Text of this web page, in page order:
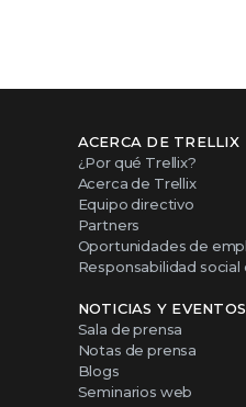
ACERCA DE TRELLIX
¿Por qué Trellix?
Acerca de Trellix
Equipo directivo
Partners
Oportunidades de
Responsabilidad social
NOTICIAS Y EVENTOS
Sala de prensa
Notas de prensa
Blogs
Seminarios web